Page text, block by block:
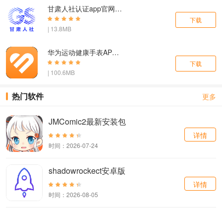
甘肃人社认证app官网下载
| 13.8MB
下载
华为运动健康手表APP下载
| 100.6MB
下载
热门软件 更多
JMComic2最新安装包
时间：2026-07-24
详情
shadowrockect安卓版
时间：2026-08-05
详情